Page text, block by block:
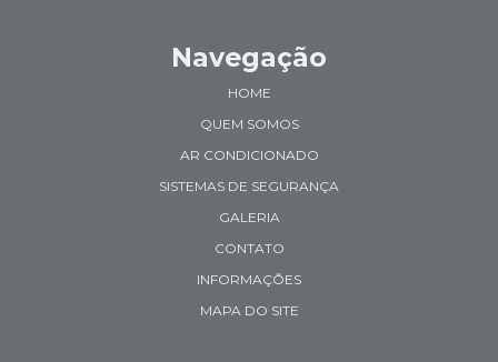
Navegação
HOME
QUEM SOMOS
AR CONDICIONADO
SISTEMAS DE SEGURANÇA
GALERIA
CONTATO
INFORMAÇÕES
MAPA DO SITE